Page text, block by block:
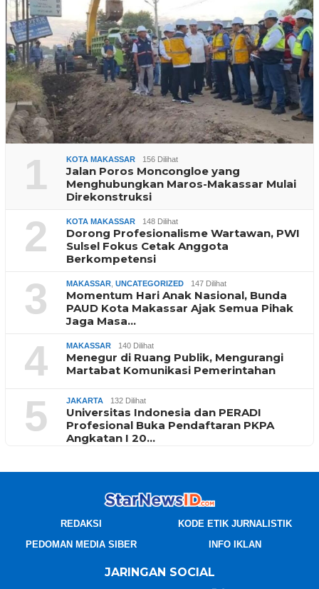
1 KOTA MAKASSAR 156 Dilihat
Jalan Poros Moncongloe yang
Menghubungkan Maros-Makassar Mulai
Direkonstruksi
2 KOTA MAKASSAR 148 Dilihat
Dorong Profesionalisme Wartawan, PWI
Sulsel Fokus Cetak Anggota
Berkompetensi
3 MAKASSAR UNCATEGORIZED 147 Dilihat
Momentum Hari Anak Nasional, Bunda
PAUD Kota Makassar Ajak Semua Pihak
Jaga Masa…
4 MAKASSAR 140 Dilihat
Menegur di Ruang Publik, Mengurangi
Martabat Komunikasi Pemerintahan
5 JAKARTA 132 Dilihat
Universitas Indonesia dan PERADI
Profesional Buka Pendaftaran PKPA
Angkatan I 20…
REDAKSI
KODE ETIK JURNALISTIK
PEDOMAN MEDIA SIBER
INFO IKLAN
JARINGAN SOCIAL